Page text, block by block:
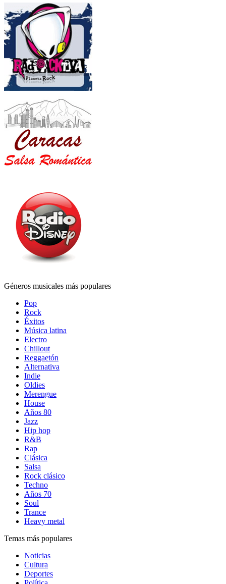
Géneros musicales más populares
Pop
Rock
Éxitos
Música latina
Electro
Chillout
Reggaetón
Alternativa
Indie
Oldies
Merengue
House
Años 80
Jazz
Hip hop
R&B
Rap
Clásica
Salsa
Rock clásico
Techno
Años 70
Soul
Trance
Heavy metal
Temas más populares
Noticias
Cultura
Deportes